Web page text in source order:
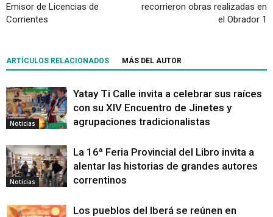
Emisor de Licencias de
Corrientes
recorrieron obras realizadas en
el Obrador 1
ARTÍCULOS RELACIONADOS MÁS DEL AUTOR
Noticias
Yatay Ti Calle invita a celebrar sus raíces
con su XIV Encuentro de Jinetes y
agrupaciones tradicionalistas
Noticias
La 16ª Feria Provincial del Libro invita a
alentar las historias de grandes autores
correntinos
Los pueblos del Iberá se reúnen en